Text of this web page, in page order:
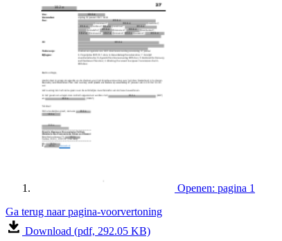
Openen: pagina 1
Ga terug naar pagina-voorvertoning
Download (pdf, 292.05 KB)